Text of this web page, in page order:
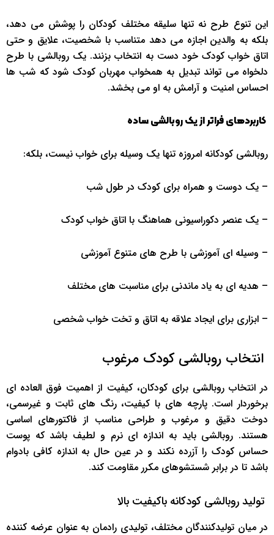
این تنوع طرح نه تنها سلیقه مختلف کودکان را پوشش می دهد،
بلکه به والدین اجازه می دهد متناسب با شخصیت، علایق و حتی
اتاق خواب کودک خود دست به انتخاب بزنند. یک روبالشی با طرح
دلخواه می تواند تبدیل به همخواب مهربان کودک شود که شب ها
احساس امنیت و آرامش به او می بخشد.
کاربردهای فراتر از یک روبالشی ساده
روبالشی کودکانه امروزه تنها یک وسیله برای خواب نیست، بلکه:
– یک دوست و همراه برای کودک در طول شب
– یک عنصر دکوراسیونی هماهنگ با اتاق خواب کودک
– وسیله ای آموزشی با طرح های متنوع آموزشی
– هدیه ای به یاد ماندنی برای مناسبت های مختلف
– ابزاری برای ایجاد علاقه به اتاق و تخت خواب شخصی
انتخاب روبالشی کودک مرغوب
در انتخاب روبالشی برای کودکان، کیفیت از اهمیت فوق العاده ای
برخوردار است. پارچه های با کیفیت، رنگ های ثابت و غیرسمی،
دوخت دقیق و مرغوب و طراحی مناسب از فاکتورهای اساسی
هستند. روبالشی باید به اندازه ای نرم و لطیف باشد که پوست
حساس کودک را آزرده نکند و در عین حال به اندازه کافی بادوام
باشد تا در برابر شستشوهای مکرر مقاومت کند.
تولید روبالشی کودکانه باکیفیت بالا
در میان تولیدکنندگان مختلف، تولیدی رادمان به عنوان عرضه کننده